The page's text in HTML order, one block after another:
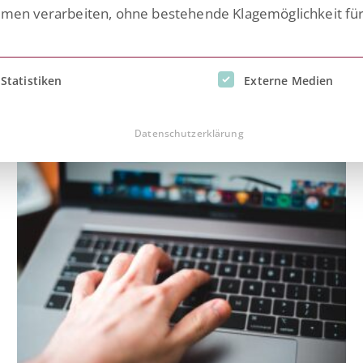
verarbeiten, ohne bestehende Klagemöglichkeit für
erteilt werden kann. Die erste Service-Gruppe
Statistiken Externe Medien
Datenschutzerklärung